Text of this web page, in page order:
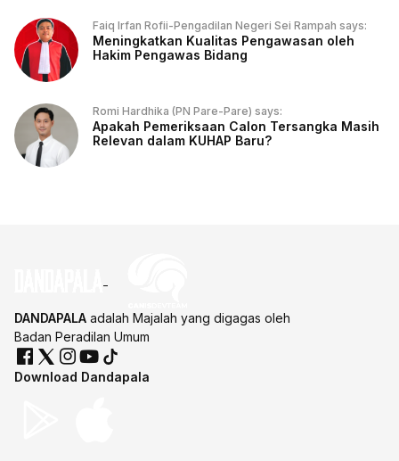
Faiq Irfan Rofii-Pengadilan Negeri Sei Rampah says:
Meningkatkan Kualitas Pengawasan oleh
Hakim Pengawas Bidang
Romi Hardhika (PN Pare-Pare) says:
Apakah Pemeriksaan Calon Tersangka Masih
Relevan dalam KUHAP Baru?
DANDAPALA adalah Majalah yang digagas oleh
Badan Peradilan Umum
Download Dandapala